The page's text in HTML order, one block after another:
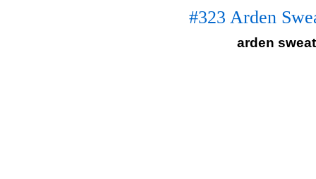
#323 Arden
arden